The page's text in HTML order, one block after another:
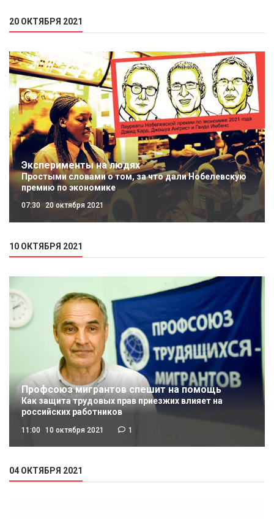
20 ОКТЯБРЯ 2021
Эксперименты на людях
Простыми словами о том, за что дали Нобелевскую
премию по экономике
07:30 20 октября 2021
10 ОКТЯБРЯ 2021
Профсоюз мигрантов спешит на помощь
Как защита трудовых прав приезжих влияет на
российских работников
11:00 10 октября 2021 1
04 ОКТЯБРЯ 2021